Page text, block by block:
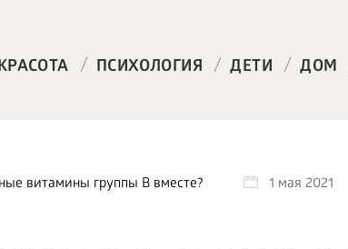
/ ПСИХОЛОГИЯ / ДЕТИ / ДОМ
витамины группы B вместе? 1 мая 2021